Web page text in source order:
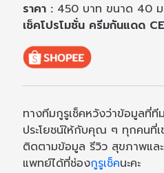
ราคา : 450 บาท ขนาด 40
เช็คโปรโมชั่น ครีมกันแดด
ทางทีมกูรูเช็คหวังว่าข้อมูลที่ที
ประโยชน์ให้กับคุณ ๆ ทุกคนที่
ติดตามข้อมูล รีวิว สุขภาพแล
แพทย์ได้ที่ช่องกูรูเช็คนะคะ